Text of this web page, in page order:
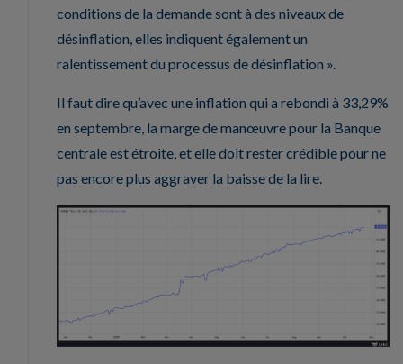
conditions de la demande sont à des niveaux de
désinflation, elles indiquent également un
ralentissement du processus de désinflation ».
Il faut dire qu’avec une inflation qui a rebondi à 33,29%
en septembre, la marge de manœuvre pour la Banque
centrale est étroite, et elle doit rester crédible pour ne
pas encore plus aggraver la baisse de la lire.